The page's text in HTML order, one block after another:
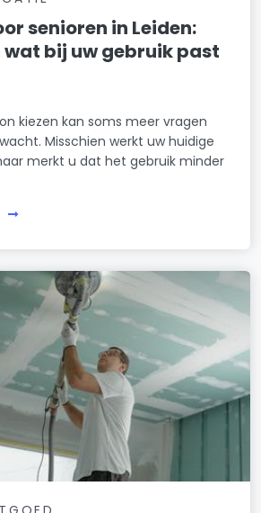
senioren in Leiden:
bij uw gebruik past
kiezen kan soms meer vragen
Misschien werkt uw huidige
merkt u dat het gebruik minder